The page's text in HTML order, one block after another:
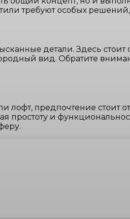
требуют особых решений,
детали. Здесь
вид. Обратите
лофт, предпочтение стоит
простоту и